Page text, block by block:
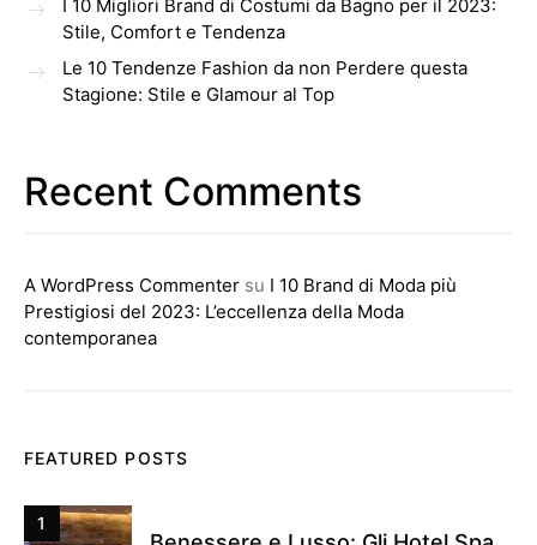
I 10 Migliori Brand di Costumi da Bagno per il 2023:
Stile, Comfort e Tendenza
Le 10 Tendenze Fashion da non Perdere questa
Stagione: Stile e Glamour al Top
Recent Comments
A WordPress Commenter su I 10 Brand di Moda più
Prestigiosi del 2023: L’eccellenza della Moda
contemporanea
FEATURED POSTS
1